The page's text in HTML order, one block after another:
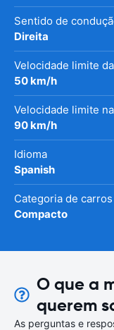
Sentido de
Direita
Velocidade limite
50 km/h
Velocidade limite
90 km/h
Idioma
Spanish
Categoria de
Compacto
O que a
querem
As perguntas e